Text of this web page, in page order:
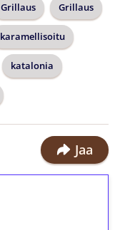
Grillaus Grillaus
karamellisoitu
katalonia
Jaa